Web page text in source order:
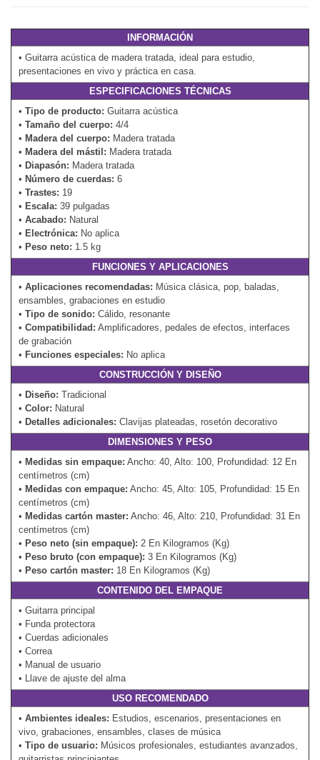
INFORMACIÓN
• Guitarra acústica de madera tratada, ideal para estudio,
presentaciones en vivo y práctica en casa.
ESPECIFICACIONES TÉCNICAS
• Tipo de producto: Guitarra acústica
• Tamaño del cuerpo: 4/4
• Madera del cuerpo: Madera tratada
• Madera del mástil: Madera tratada
• Diapasón: Madera tratada
• Número de cuerdas: 6
• Trastes: 19
• Escala: 39 pulgadas
• Acabado: Natural
• Electrónica: No aplica
• Peso neto: 1.5 kg
FUNCIONES Y APLICACIONES
• Aplicaciones recomendadas: Música clásica, pop, baladas,
ensambles, grabaciones en estudio
• Tipo de sonido: Cálido, resonante
• Compatibilidad: Amplificadores, pedales de efectos, interfaces
de grabación
• Funciones especiales: No aplica
CONSTRUCCIÓN Y DISEÑO
• Diseño: Tradicional
• Color: Natural
• Detalles adicionales: Clavijas plateadas, rosetón decorativo
DIMENSIONES Y PESO
• Medidas sin empaque: Ancho: 40, Alto: 100, Profundidad: 12 En
centímetros (cm)
• Medidas con empaque: Ancho: 45, Alto: 105, Profundidad: 15 En
centímetros (cm)
• Medidas cartón master: Ancho: 46, Alto: 210, Profundidad: 31 En
centímetros (cm)
• Peso neto (sin empaque): 2 En Kilogramos (Kg)
• Peso bruto (con empaque): 3 En Kilogramos (Kg)
• Peso cartón master: 18 En Kilogramos (Kg)
CONTENIDO DEL EMPAQUE
• Guitarra principal
• Funda protectora
• Cuerdas adicionales
• Correa
• Manual de usuario
• Llave de ajuste del alma
USO RECOMENDADO
• Ambientes ideales: Estudios, escenarios, presentaciones en
vivo, grabaciones, ensambles, clases de música
• Tipo de usuario: Músicos profesionales, estudiantes avanzados,